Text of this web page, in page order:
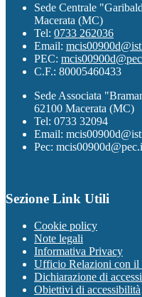
Sede Centrale
Macerata (MC)
Tel: 0733 262036
Email:
PEC:
C.F.: 80005460433
Sede Associata
62100 Macerata (MC)
Tel: 0733 32094
Email:
Pec:
Sezione Link Utili
Cookie policy
Note legali
Informativa Privacy
Ufficio Relazioni con il
Dichiarazione di
Obiettivi di accessibilità